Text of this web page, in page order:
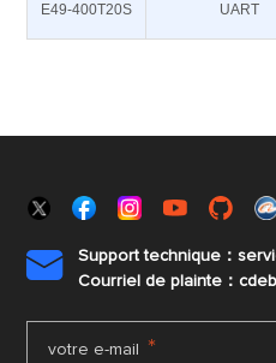
E49-400T20S UART

Support technique：
Courriel de plainte：
votre e-mail *